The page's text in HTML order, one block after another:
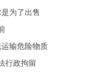
为了出售
输危险物质
行政拘留